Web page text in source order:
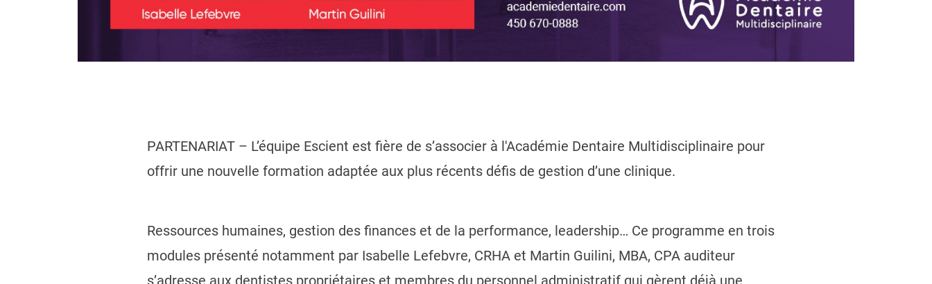
PARTENARIAT – L’équipe Escient est fière de s’associer à l'Académie Dentaire Multidisciplinaire pour
offrir une nouvelle formation adaptée aux plus récents défis de gestion d’une clinique.
Ressources humaines, gestion des finances et de la performance, leadership… Ce programme en trois
modules présenté notamment par Isabelle Lefebvre, CRHA et Martin Guilini, MBA, CPA auditeur